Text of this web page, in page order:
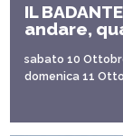
IL
andare,
sabato 10
domenica 11